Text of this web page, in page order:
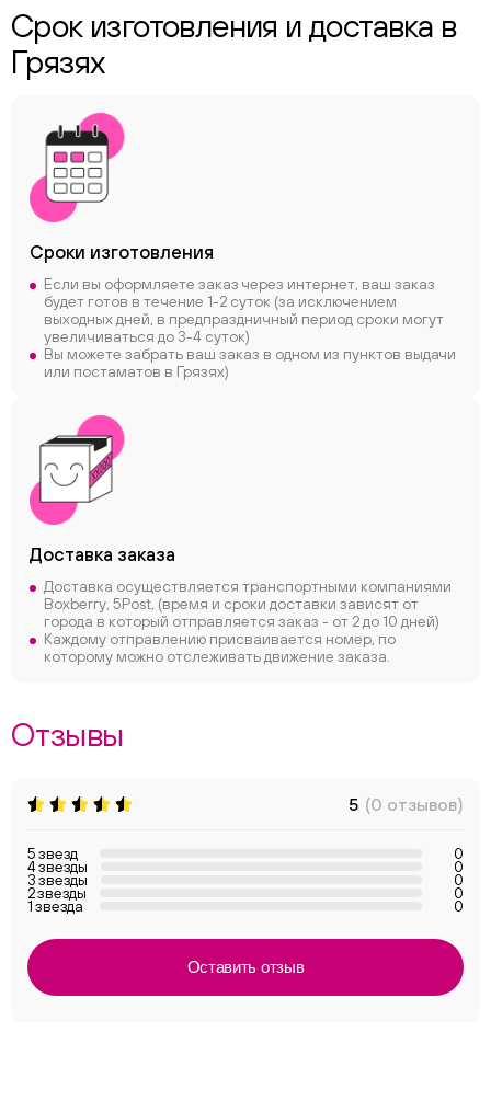
Срок изготовления и доставка в
Грязях
Сроки изготовления
Если вы оформляете заказ через интернет, ваш заказ
будет готов в течение 1-2 суток (за исключением
выходных дней, в предпраздничный период сроки могут
увеличиваться до 3-4 суток)
Вы можете забрать ваш заказ в одном из пунктов выдачи
или постаматов в Грязях)
Доставка заказа
Доставка осуществляется транспортными компаниями
Boxberry, 5Post, (время и сроки доставки зависят от
города в который отправляется заказ - от 2 до 10 дней)
Каждому отправлению присваивается номер, по
которому можно отслеживать движение заказа.
Отзывы
5 (0 отзывов)
5 звезд 0
4 звезды 0
3 звезды 0
2 звезды 0
1 звезда 0
Оставить отзыв